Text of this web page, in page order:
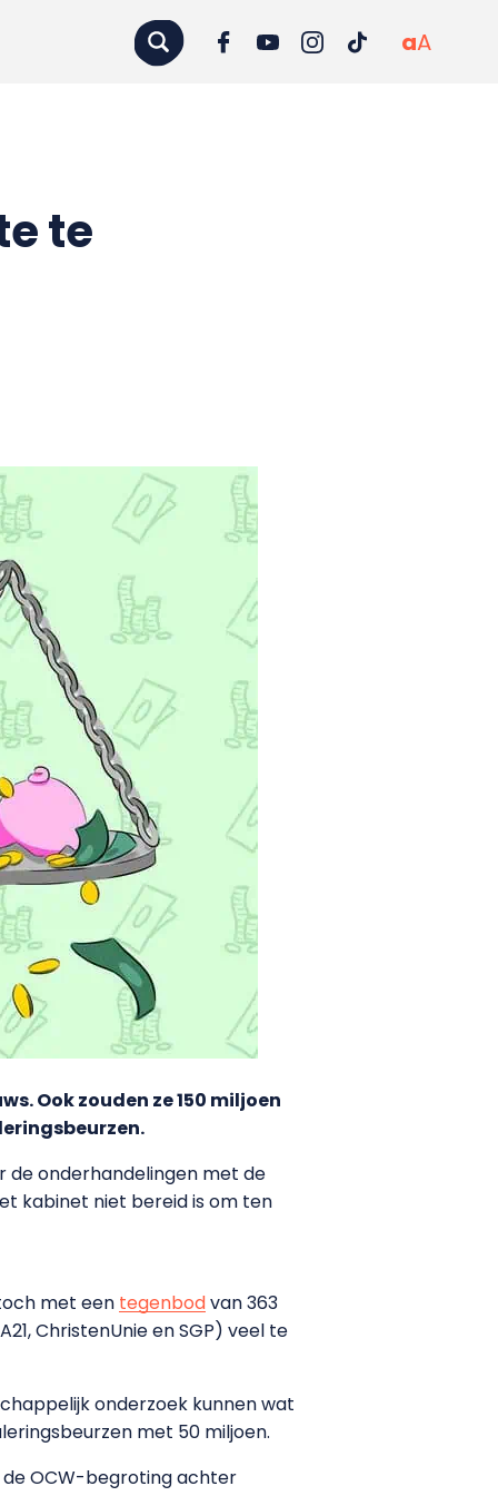
aA
te
Ook zouden ze 150 miljoen
de onderhandelingen met de
kabinet niet bereid is om ten
met een tegenbodvan 363
ChristenUnie en SGP) veel te
onderzoek kunnen wat
met 50 miljoen.
de OCW-begroting achter